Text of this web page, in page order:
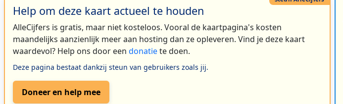
Help om deze kaart actueel te houden
AlleCijfers is gratis, maar niet kosteloos. Vooral de kaartpagina's kosten
maandelijks aanzienlijk meer aan hosting dan ze opleveren. Vind je deze kaart
waardevol? Help ons door een donatiete doen.
Deze pagina bestaat dankzij steun van gebruikers zoals jij.
Doneer en help mee